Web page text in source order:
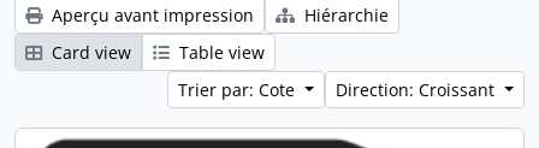
Aperçu avant impression
Hiérarchie
Card view
Table view
Trier par: Cote
Direction: Croissant